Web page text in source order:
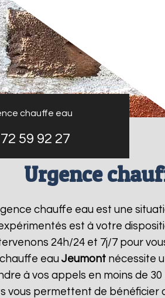
chauffe eau
59 92 27
Urgence
chauffe eau est une
est à votre
24h/24 et 7j/7 pour
eau Jeumont nécessite
à vos appels en moins de
permettent de bénéficier